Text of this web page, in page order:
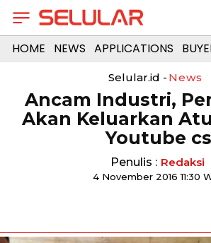
HOME NEWS APPLICATIONS
Selular.id - News
Ancam Industri,
Akan Keluarkan
Youtube cs
Penulis : Redaksi
4 November 2016 11:30